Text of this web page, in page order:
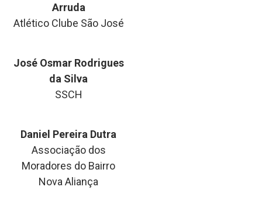
Arruda
Atlético Clube São José
José Osmar Rodrigues
da Silva
SSCH
Daniel Pereira Dutra
Associação dos
Moradores do Bairro
Nova Aliança